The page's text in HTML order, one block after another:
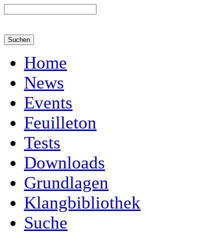
Home
News
Events
Feuilleton
Tests
Downloads
Grundlagen
Klangbibliothek
Suche